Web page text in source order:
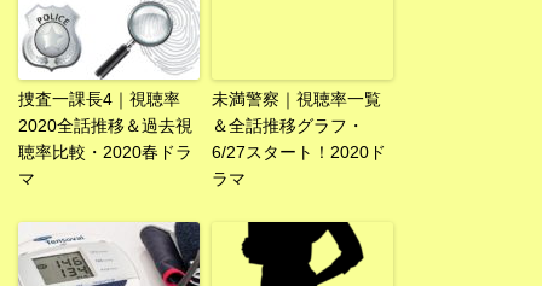
捜査一課長4｜視聴率
2020全話推移＆過去視
聴率比較・2020春ドラ
マ
未満警察｜視聴率一覧
＆全話推移グラフ・
6/27スタート！2020ド
ラマ